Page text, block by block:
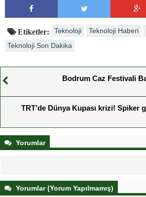
Etiketler: Teknoloji Teknoloji Haberi
Teknoloji Son Dakika
Bodrum Caz Festivali
TRT’de Dünya Kupası krizi! Spiker
Yorumlar
Yorumlar (Yorum Yapılmamış)